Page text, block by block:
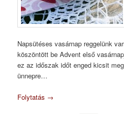
Napsütéses vasárnap reggelünk
köszöntött be Advent első
ez az időszak időt enged kicsit
ünnepre…
Folytatás →